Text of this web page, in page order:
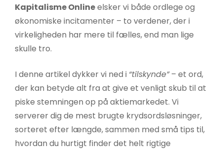
Kapitalisme Onlineelsker vi både ordlege og
økonomiske incitamenter – to verdener, der i
virkeligheden har mere til fælles, end man lige
skulle tro.
I denne artikel dykker vi ned i “tilskynde”– et ord,
der kan betyde alt fra at give et venligt skub til at
piske stemningen op på aktiemarkedet. Vi
serverer dig de mest brugte krydsordsløsninger,
sorteret efter længde, sammen med små tips til,
hvordan du hurtigt finder det helt rigtige